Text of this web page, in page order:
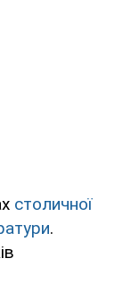
столичної
.